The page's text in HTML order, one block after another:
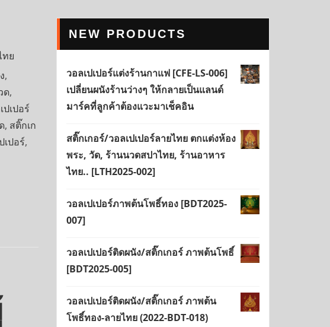
ทย
,
ด,
ปเปอร์
, สติ๊กเก
เปอร์,
NEW PRODUCTS
วอลเปเปอร์แต่งร้านกาแฟ [CFE-LS-006]
เปลี่ยนผนังร้านว่างๆ ให้กลายเป็นแลนด์
มาร์คที่ลูกค้าต้องแวะมาเช็คอิน
สติ๊กเกอร์/วอลเปเปอร์ลายไทย ตกแต่งห้อง
พระ, วัด, ร้านนวดสปาไทย, ร้านอาหาร
ไทย.. [LTH2025-002]
วอลเปเปอร์ภาพต้นโพธิ์ทอง [BDT2025-
007]
วอลเปเปอร์ติดผนัง/สติ๊กเกอร์ ภาพต้นโพธิ์
[BDT2025-005]
วอลเปเปอร์ติดผนัง/สติ๊กเกอร์ ภาพต้น
โพธิ์ทอง-ลายไทย (2022-BDT-018)